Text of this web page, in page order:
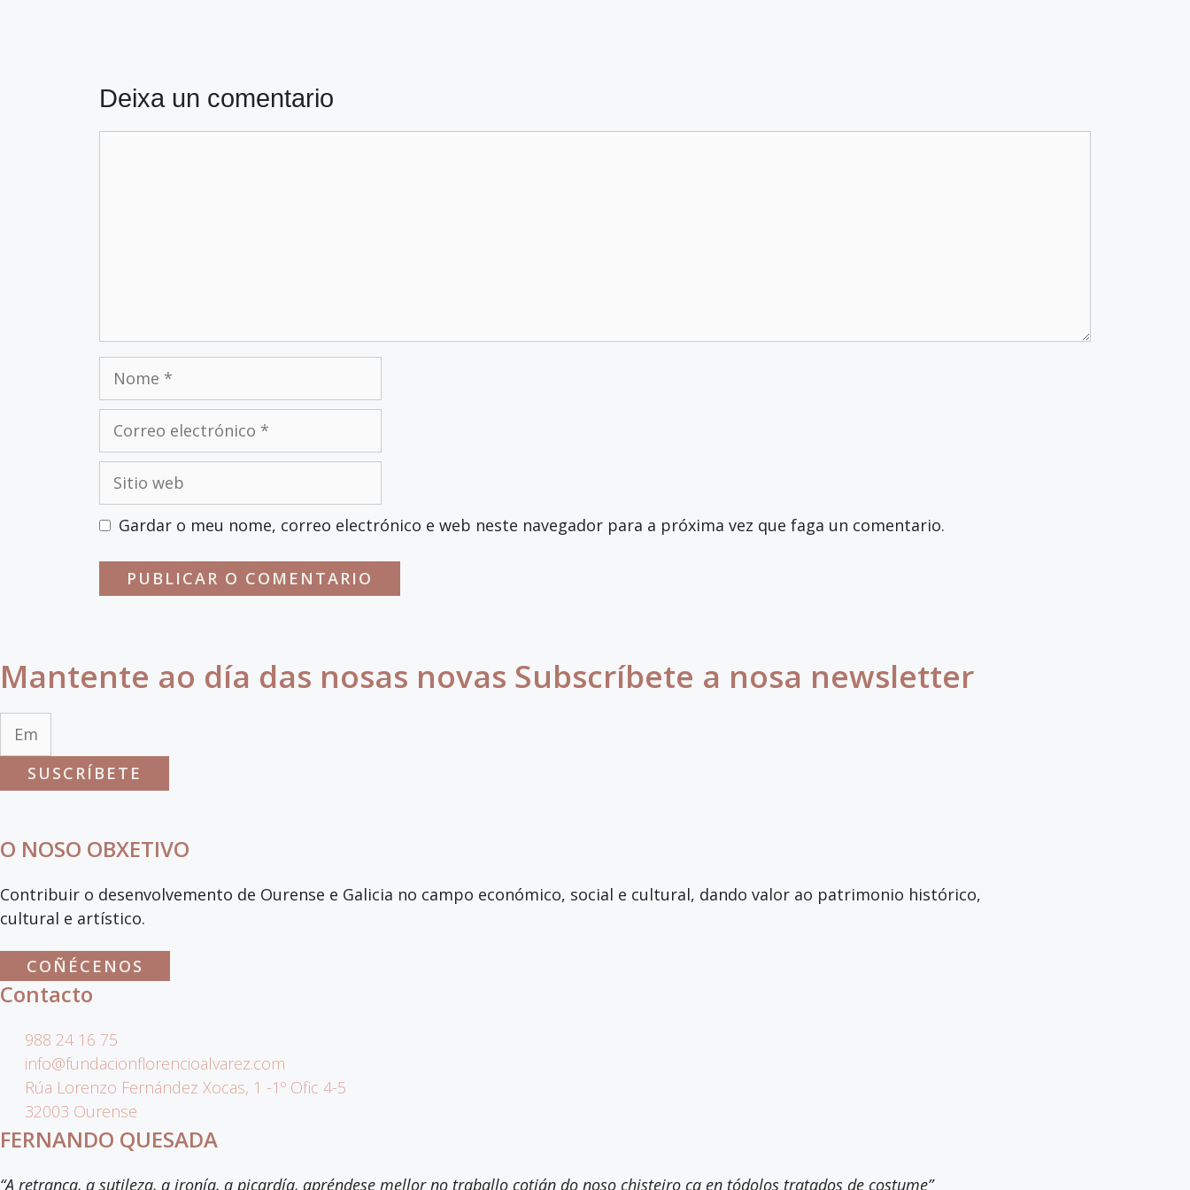
Deixa un comentario
Nome
Correo
electrónico
Sitio
web
Gardar o meu nome, correo electrónico e web neste navegador para a próxima vez que faga un comentario.
Mantente ao día das nosas novas Subscríbete a nosa newsletter
SUSCRÍBETE
O NOSO OBXETIVO
Contribuir o desenvolvemento de Ourense e Galicia no campo económico, social e cultural, dando valor ao patrimonio histórico,
cultural e artístico.
COÑÉCENOS
Contacto
988 24 16 75
info@fundacionflorencioalvarez.com
Rúa Lorenzo Fernández Xocas, 1 -1º Ofic 4-5
32003 Ourense
FERNANDO QUESADA
“A retranca, a sutileza, a ironía, a picardía, apréndese mellor no traballo cotián do noso chisteiro ca en tódolos tratados de costume”